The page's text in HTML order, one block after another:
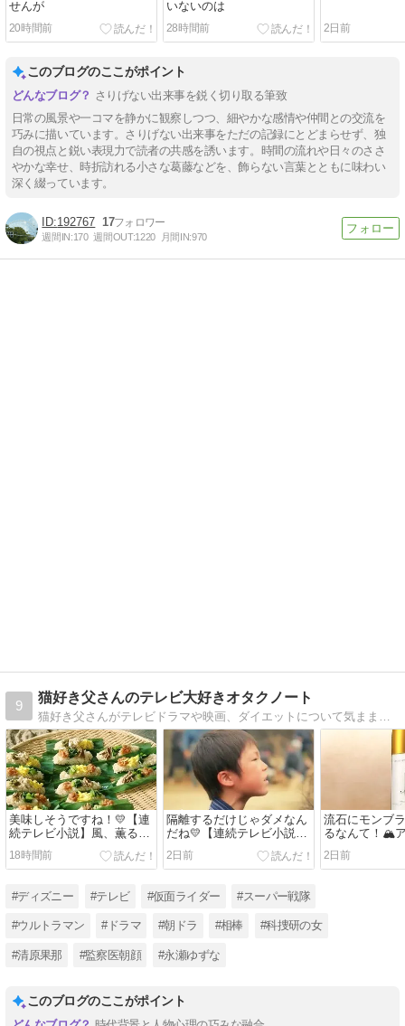
せんが
20時間前
いないのは
28時間前
2日前
このブログのここがポイント
さりげない出来事を鋭く切り取る筆致
日常の風景や一コマを静かに観察しつつ、細やかな感情や仲間との交流を
巧みに描いています。さりげない出来事をただの記録にとどまらせず、独
自の視点と鋭い表現力で読者の共感を誘います。時間の流れや日々のささ
やかな幸せ、時折訪れる小さな葛藤などを、飾らない言葉とともに味わい
深く綴っています。
192767 17
週間IN:170 週間OUT:1220 月間IN:970
9
猫好き父さんのテレビ大好きオタクノート
猫好き父さんがテレビドラマや映画、ダイエットについて気ままに書いています。朝ドラ、仮面ライダー、刑事ドラマ、医療系ドラマとディズニー映画が多いです。
美味しそうですね！💛【連
続テレビ小説】風、薫る
（95）第19週「黎明（れい
めい）の翼」
18時間前
隔離するだけじゃダメなん
だね💛【連続テレビ小説】
風、薫る（94）第19週「黎
明（れいめい）の翼」
2日前
流石にモンブ
るなんて！🏔
第17話 厳しく
声は
2日前
#ディズニー #テレビ #仮面ライダー #スーパー戦隊
#ウルトラマン #ドラマ #朝ドラ #相棒 #科捜研の女
#清原果那 #監察医朝顔 #永瀬ゆずな
このブログのここがポイント